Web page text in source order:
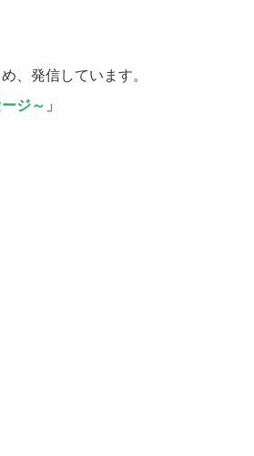
、発信しています。
ジ～」